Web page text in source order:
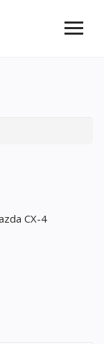
CX-4